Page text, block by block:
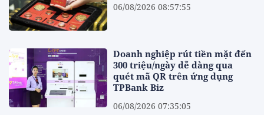
06/08/2026 08:57:55
Doanh nghiệp rút tiền mặt đến
300 triệu/ngày dễ dàng qua
quét mã QR trên ứng dụng
TPBank Biz
06/08/2026 07:35:05